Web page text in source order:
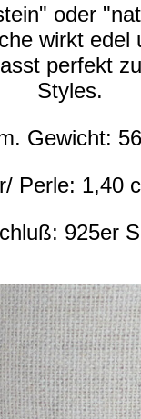
oder
wirkt
perfekt
Styles.
Gewicht:
Perle: 1,40
925er